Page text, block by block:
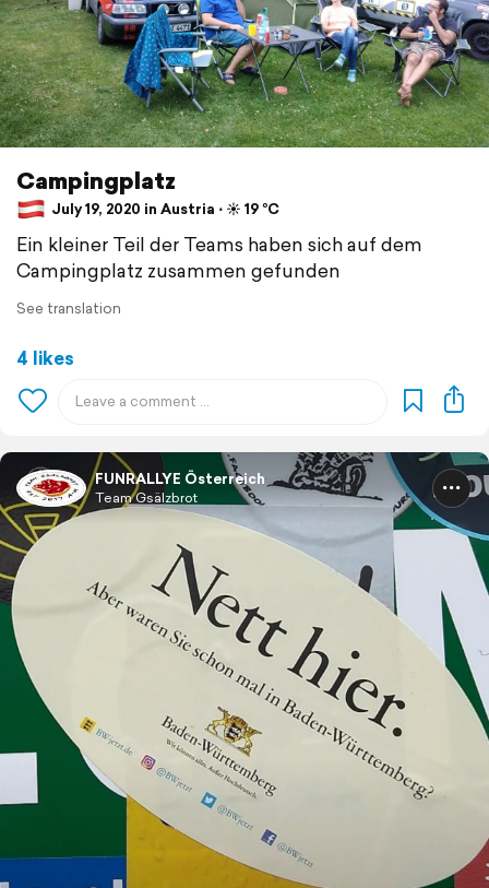
Campingplatz
July 19, 2020 in Austria ⋅ ☀️ 19 °C
Ein kleiner Teil der Teams haben sich auf dem
Campingplatz zusammen gefunden
See translation
4 likes
FUNRALLYE Österreich
Team Gsälzbrot